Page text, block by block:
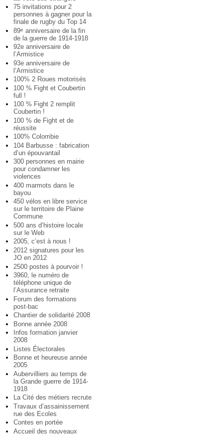
75 invitations pour 2
personnes à gagner pour la
finale de rugby du Top 14
89e anniversaire de la fin
de la guerre de 1914-1918
92e anniversaire de
l’Armistice
93e anniversaire de
l’Armistice
100% 2 Roues motorisés
100 % Fight et Coubertin
full !
100 % Fight 2 remplit
Coubertin !
100 % de Fight et de
réussite
100% Colombie
104 Barbusse : fabrication
d’un épouvantail
300 personnes en mairie
pour condamner les
violences
400 marmots dans le
bayou
450 vélos en libre service
sur le territoire de Plaine
Commune
500 ans d’histoire locale
sur le Web
2005, c’est à nous !
2012 signatures pour les
JO en 2012
2500 postes à pourvoir !
3960, le numéro de
téléphone unique de
l’Assurance retraite
Forum des formations
post-bac
Chantier de solidarité 2008
Bonne année 2008
Infos formation janvier
2008
Listes Électorales
Bonne et heureuse année
2005
Aubervilliers au temps de
la Grande guerre de 1914-
1918
La Cité des métiers recrute
Travaux d’assainissement
rue des Ecoles
Contes en portée
Accueil des nouveaux